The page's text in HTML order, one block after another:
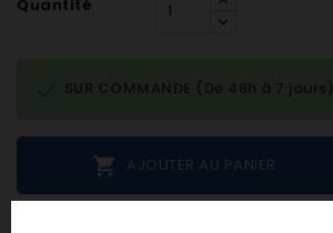
Quantité
 AJOUTER AU PANIER
SUR COMMANDE (De 48h à 7 jours)